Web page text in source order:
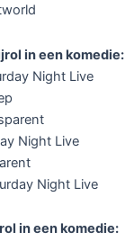
in een komedie:
Night Live
Night Live
Night Live
in een komedie: